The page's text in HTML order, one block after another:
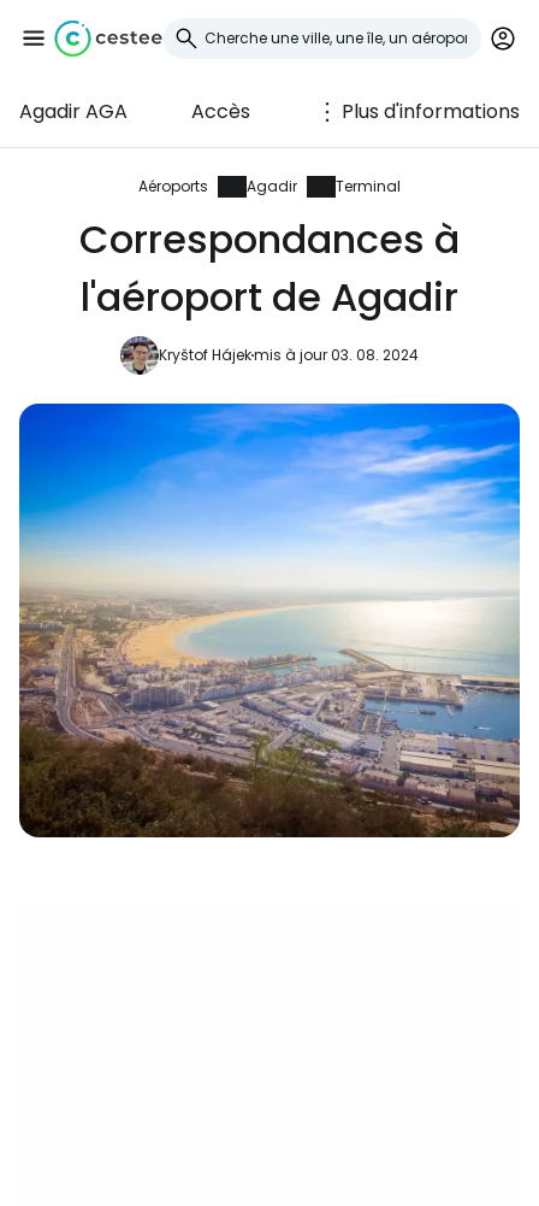
Agadir AGA Accès Plus d'informations
Aéroports Agadir Terminal
Correspondances à
l'aéroport de Agadir
Kryštof Hájekmis à jour 03. 08. 2024
Se connecter à
Cestee
... la communauté mondiale des voyageurs
Continuer avec Google
Continuer avec Facebook
Poursuivre avec le courrier
électronique